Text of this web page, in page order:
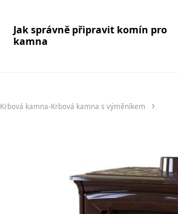
Jak správně připravit komín pro
kamna
Krbová kamna-Krbová kamna s výměníkem